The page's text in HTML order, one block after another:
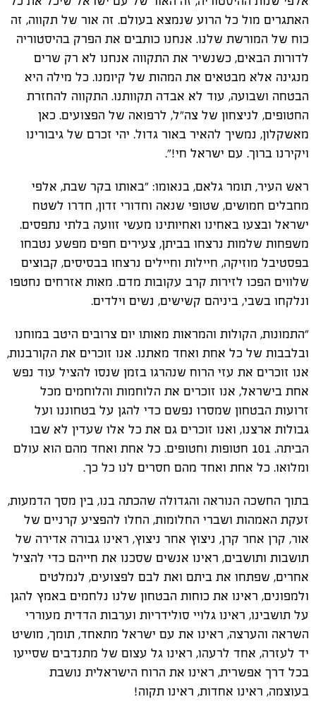
האתגרים מול כל הרוע שנמצא בעולם. זה אור של תקווה, זה
כוח של המורשת שלנו. אנחנו כותבים את הפרק בהיסטוריה
לדורות הבאים, כשנשיר את התקווה אנחנו לא רק שרים
מנגינה אלא מבטאים את המהות של קיומנו. כל מילה היא
הבטחה ושבועה, עוד לא אבדה תקוותנו. התקווה להחזרת
החטופים, לניצחון של צה"ל, לרפואה של הפצועים. כאן
מאשקלון, נמשיך להאיר באור גדול. יהי זכרם של גיבורינו
ויקירנו ברוך. עם ישראל חי!".
ראש העיר, תומר גלאם, בנאומו: "באותו בקר שבת, אלפי
מחבלים חמושים, שטופי שנאה וחדורי זדון, חדרו לשטח
ישראל ובצעו באחינו ואחיותינו מעשי זוועה בלתי נתפסים.
משפחות שלמות נרצחו בביתן, צעירים חפים מפשע נטבחו
בפסטיבל מוזיקה, חיילות וחיילים נרצחו בבסיסים, קבוצים
שלווים הפכו לזירות קרב עקובות מדם. מאות אזרחים נחטפו
ונלקחו בשבי, ביניהם קשישים, נשים וילדים.
"התמונות, הקולות והמראות מאותו יום צרובים היטב במוחנו
ובלבבות של כל אחת ואחד מאתנו. אנו זוכרים את הקורבנות,
אנו זוכרים את עזי הרוח שנהרגו בזמן שנסו להציל עוד נפש
אחת בישראל, אנו זוכרים את הלוחמות והלוחמים מכל
זרועות הבטחון שמסרו נפשם כדי להגן על בטחוננו ועל
גבולות ארצנו, ואנו זוכרים גם את כל אלו שעדין לא שבו
הביתה. 101 חטופות וחטופים. כל אחת ואחד מהם הוא עולם
ומלואו. כל אחת ואחד מהם חסרים לנו כל כך.
בתוך החשכה הנוראה והגדולה שהכתה בנו, בין מסך הדמעות,
זעקת האמהות ושברי החלומות, החלו להפציע קרניים של
אור, קרן אחר קרן, ניצוץ אחר ניצוץ, ראינו גבורה אדירה של
תושבות ותושבים, ראינו אנשים שסכנו את חייהם כדי להציל
אחרים, שפתחו את ביתם ואת לבם לפצועים, לנמלטים
ולמפונים, ראינו את כוחות הבטחון שלנו נלחמים באמץ להגן
על תושבינו, ראינו גלויי סולידריות וערבות הדדית מעוררי
השראה והערצה, ראינו את עם ישראל מתאחד, תומך, מושיט
יד לעזרה, אחד לרעהו, ראינו גל עצום של מתנדבים שסייעו
בכל דרך אפשרית, ראינו את הרוח הישראלית נושבת
בעוצמה, ראינו אחדות, ראינו תקוה!